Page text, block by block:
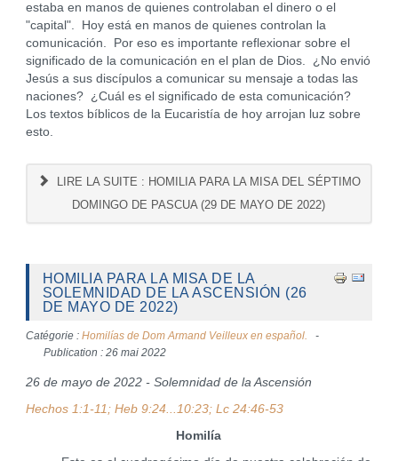
estaba en manos de quienes controlaban el dinero o el
"capital". Hoy está en manos de quienes controlan la
comunicación. Por eso es importante reflexionar sobre el
significado de la comunicación en el plan de Dios. ¿No envió
Jesús a sus discípulos a comunicar su mensaje a todas las
naciones? ¿Cuál es el significado de esta comunicación?
Los textos bíblicos de la Eucaristía de hoy arrojan luz sobre
esto.
LIRE LA SUITE : HOMILIA PARA LA MISA DEL SÉPTIMO
DOMINGO DE PASCUA (29 DE MAYO DE 2022)
HOMILIA PARA LA MISA DE LA
SOLEMNIDAD DE LA ASCENSIÓN (26
DE MAYO DE 2022)
Catégorie : Homilías de Dom Armand Veilleux en español.
Publication : 26 mai 2022
26 de mayo de 2022 - Solemnidad de la Ascensión
Hechos 1:1-11; Heb 9:24...10:23; Lc 24:46-53
Homilía